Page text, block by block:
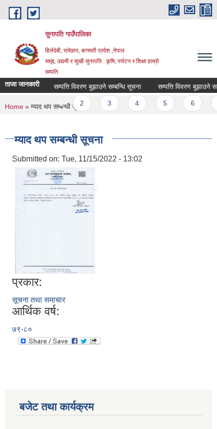
Skip to main content
सुनापति गाउँपालिका
हिलेदेबी, रामेछाप, बागमती प्रदेश ,नेपाल
समृद्द, उद्यमी र सुखी सुनापति : कृषि, पर्यटन र शिक्षा हाम्रो
सम्पति
ताजा जानकारी सम्पत्ति विवरण बुझाउने सम्बन्धि सूचना सम्पत्ति विवरण बुझाउने
Pages
1 2
You are here
Home » म्याद थप सम्बन्धी सूचना
म्याद थप सम्बन्धी सूचना
Submitted on: Tue, 11/15/2022 - 13:02
प्रकार:
सूचना तथा समाचार
आर्थिक वर्ष:
७९-८०
बजेट तथा कार्यक्रम